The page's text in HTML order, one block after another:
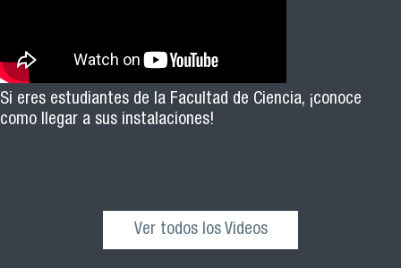
Si eres estudiantes de la Facultad de Ciencia, ¡conoce
como llegar a sus instalaciones!
Ver todos los Videos